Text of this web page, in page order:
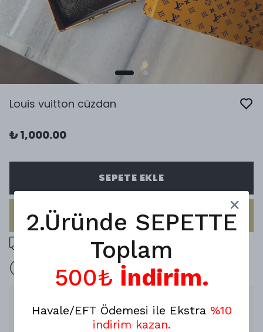
Louis vuitton cüzdan
₺ 1,000.00
SEPETE EKLE
HEMEN AL
5000 ₺ üzeri ücretsiz kargo
İade yok 7 Gün değişim mevcuttur.
2.Üründe SEPETTE
Toplam
500₺ İndirim.
Havale/EFT Ödemesi ile Ekstra %10
indirim kazan.